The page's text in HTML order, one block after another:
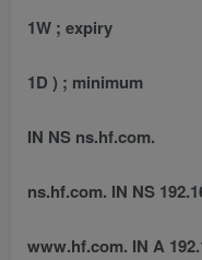
1W ; expiry
1D ) ; minimum
IN NS ns.hf.com.
ns.hf.com. IN NS
www.hf.com. IN A